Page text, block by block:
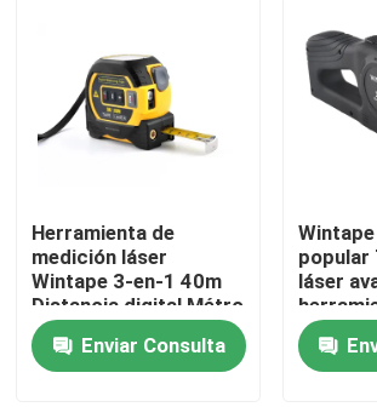
Hogar
Productos
Herramienta de
medición láser
Wintape 3-en-1 40m
Distancia digital Métro
Área / Perímetro
Calculadora de
bloqueo automático
Enviar Consulta
popular
láser